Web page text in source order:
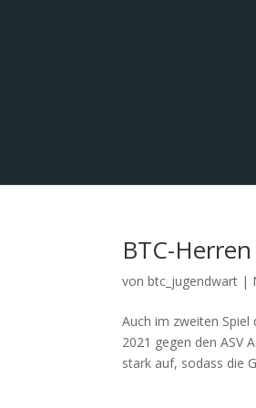
BTC-
vonbtc_jugendwart |
Auch im zweiten
2021 gegen den ASV
stark auf, sodass die